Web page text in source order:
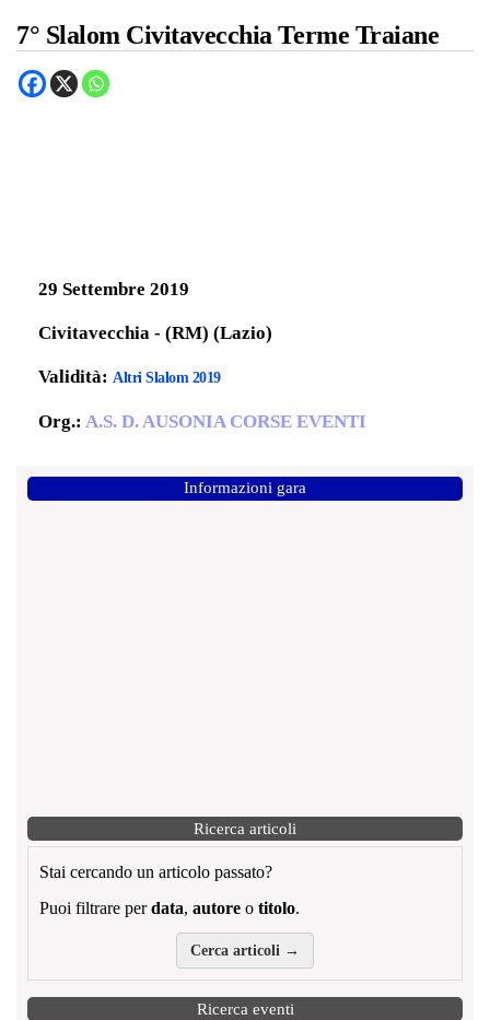
7° Slalom Civitavecchia Terme Traiane
29 Settembre 2019
Civitavecchia - (RM) (Lazio)
Validità: Altri Slalom 2019
Org.: A.S. D. AUSONIA CORSE EVENTI
Informazioni gara
Ricerca articoli
Stai cercando un articolo passato?
Puoi filtrare perdata, autore o titolo.
Cerca articoli →
Ricerca eventi